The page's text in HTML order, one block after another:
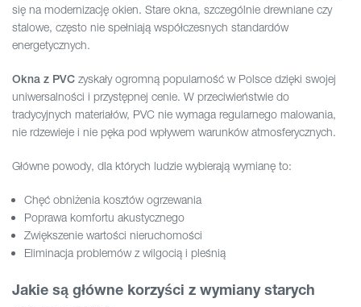
się na modernizację okien. Stare okna, szczególnie drewniane czy
stalowe, często nie spełniają współczesnych standardów
energetycznych.
Okna z PVC zyskały ogromną popularność w Polsce dzięki swojej
uniwersalności i przystępnej cenie. W przeciwieństwie do
tradycyjnych materiałów, PVC nie wymaga regularnego malowania,
nie rdzewieje i nie pęka pod wpływem warunków atmosferycznych.
Główne powody, dla których ludzie wybierają wymianę to:
Chęć obniżenia kosztów ogrzewania
Poprawa komfortu akustycznego
Zwiększenie wartości nieruchomości
Eliminacja problemów z wilgocią i pleśnią
Jakie są główne korzyści z wymiany starych